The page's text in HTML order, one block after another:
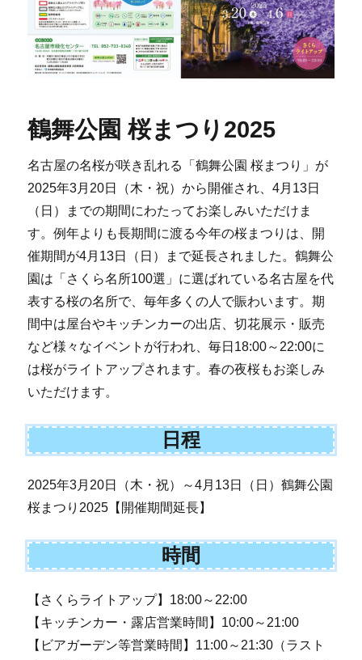
鶴舞公園 桜まつり2025
名古屋の名桜が咲き乱れる「鶴舞公園 桜まつり」が
2025年3月20日（木・祝）から開催され、4月13日
（日）までの期間にわたってお楽しみいただけま
す。例年よりも長期間に渡る今年の桜まつりは、開
催期間が4月13日（日）まで延長されました。鶴舞公
園は「さくら名所100選」に選ばれている名古屋を代
表する桜の名所で、毎年多くの人で賑わいます。期
間中は屋台やキッチンカーの出店、切花展示・販売
など様々なイベントが行われ、毎日18:00～22:00に
は桜がライトアップされます。春の夜桜もお楽しみ
いただけます。
日程
2025年3月20日（木・祝）～4月13日（日）鶴舞公園
桜まつり2025【開催期間延長】
時間
【さくらライトアップ】18:00～22:00
【キッチンカー・露店営業時間】10:00～21:00
【ビアガーデン等営業時間】11:00～21:30（ラスト